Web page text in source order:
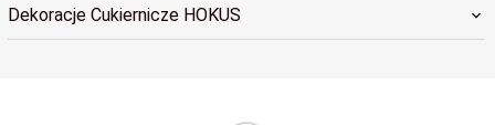
Dekoracje Cukiernicze HOKUS